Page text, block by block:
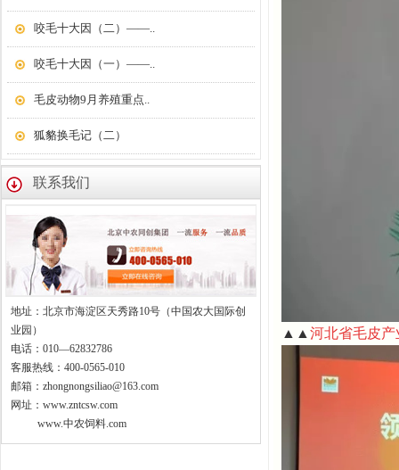
咬毛十大因（二）——..
咬毛十大因（一）——..
毛皮动物9月养殖重点..
狐貉换毛记（二）
联系我们
地址：北京市海淀区天秀路10号（中国农大国际创
业园）
电话：010—62832786
客服热线：400-0565-010
邮箱：zhongnongsiliao@163.com
网址：www.zntcsw.com
www.中农饲料.com
▲▲ 河北省毛皮